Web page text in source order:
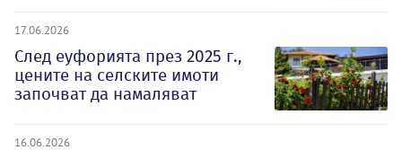
17.06.2026
След еуфорията през 2025 г.,
цените на селските имоти
започват да намаляват
16.06.2026